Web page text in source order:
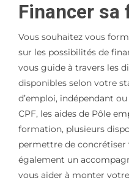
Financer
Vous souhaitez vous
sur les possibilités de
vous guide à travers les
disponibles selon votre
d’emploi, indépendant
CPF, les aides de Pôle
formation, plusieurs
permettre de concrétiser
également un
vous aider à monter